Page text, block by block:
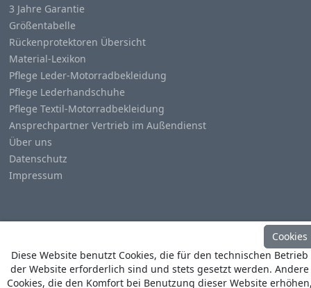
3 Jahre Garantie
Größentabelle
Rückenprotektoren Übersicht
Material-Lexikon
Pflege Leder-Motorradbekleidung
Pflege Lederhandschuhe
Pflege Textil-Motorradbekleidung
Ansprechpartner Vertrieb im Außendienst
Über uns
Datenschutz
Impressum
© CopyrightHeino Büse MX Import GmbH. All Rights
Reserved
Cookies
Diese Website benutzt Cookies, die für den technischen Betrieb
der Website erforderlich sind und stets gesetzt werden. Andere
Cookies, die den Komfort bei Benutzung dieser Website